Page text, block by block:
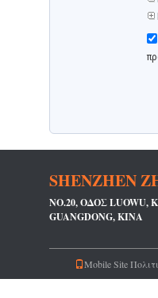
SHENZHEN
NO.20, ΟΔΌΣ LUOWU,
GUANGDONG, ΚΊΝΑ
Mobile Site